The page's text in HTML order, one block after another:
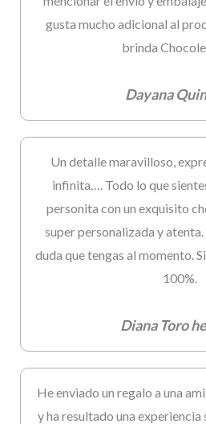
gusta mucho adicional al
brinda
Dayana
Un detalle maravilloso,
infinita…. Todo lo que
personita con un exquisito
super personalizada y
duda que tengas al momento.
100%.
Diana Toro
He enviado un regalo a una
y ha resultado una